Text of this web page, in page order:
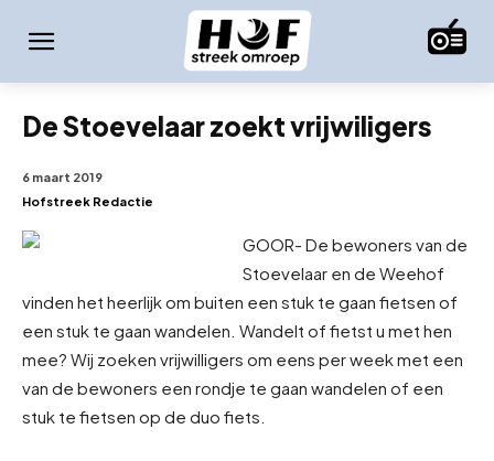
De Stoevelaar zoekt vrijwiligers
6 maart 2019
Hofstreek Redactie
GOOR- De bewoners van de
Stoevelaar en de Weehof
vinden het heerlijk om buiten een stuk te gaan fietsen of
een stuk te gaan wandelen. Wandelt of fietst u met hen
mee? Wij zoeken vrijwilligers om eens per week met een
van de bewoners een rondje te gaan wandelen of een
stuk te fietsen op de duo fiets.